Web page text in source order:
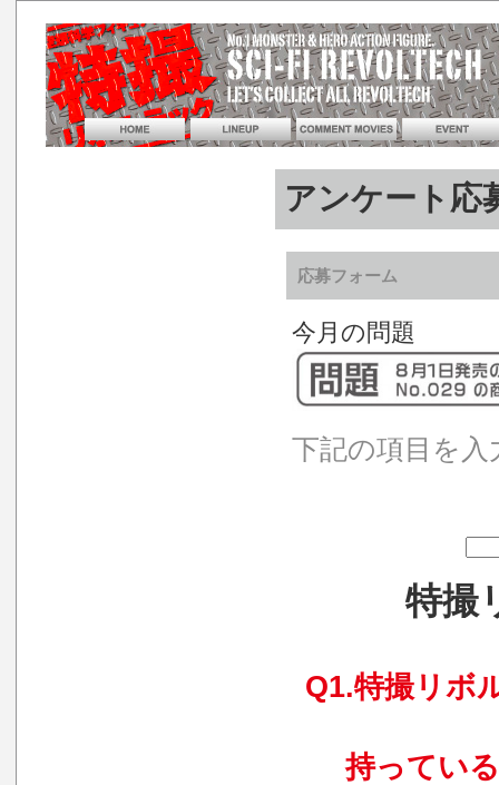
アンケート応
応募フォーム
今月の問題
下記の項目を
特撮
Q1.特撮リボ
持ってい